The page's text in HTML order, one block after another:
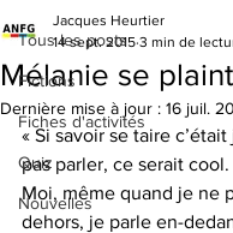
Tous les posts
Fictions
Fiches d'activités
Quiz
Nouvelles
Mélanie se plaint
Jacques Heurtier
14 sept. 2015 3 min de
Dernière mise à jour : 16 juil.
« Si savoir se taire
pas parler, ce serait cool.
Moi, même quand je ne
dehors, je parle en-